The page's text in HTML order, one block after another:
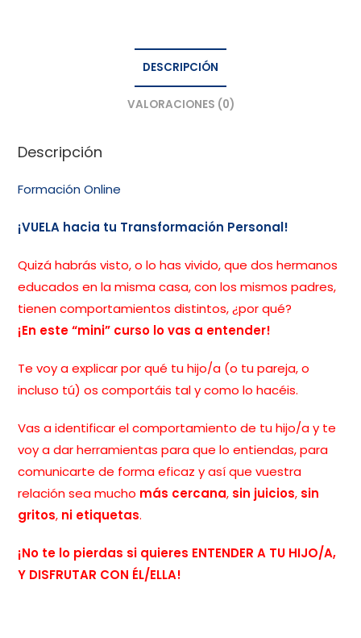
DESCRIPCIÓN
VALORACIONES (0)
Descripción
Formación Online
¡VUELA hacia tu Transformación Personal!
Quizá habrás visto, o lo has vivido, que dos hermanos
educados en la misma casa, con los mismos padres,
tienen comportamientos distintos, ¿por qué?
¡En este “mini” curso lo vas a entender!
Te voy a explicar por qué tu hijo/a (o tu pareja, o
incluso tú) os comportáis tal y como lo hacéis.
Vas a identificar el comportamiento de tu hijo/a y te
voy a dar herramientas para que lo entiendas, para
comunicarte de forma eficaz y así que vuestra
relación sea mucho más cercana, sin juicios, sin
gritos, ni etiquetas.
¡No te lo pierdas si quieres ENTENDER A TU HIJO/A,
Y DISFRUTAR CON ÉL/ELLA!